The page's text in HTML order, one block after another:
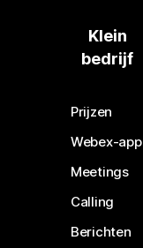
Klein
bedrijf
Prijzen
Webex-app
Meetings
Calling
Berichten